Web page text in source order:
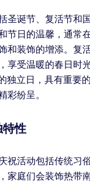
圣诞节、复活节和
节日的温馨，通常
和装饰的增添。复
享受温暖的春日时
独立日，具有重要
彩纷呈。
性
祝活动包括传统习
家庭们会装饰热带